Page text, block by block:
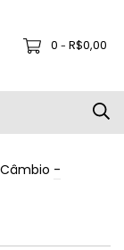
0 - R$0,00
-